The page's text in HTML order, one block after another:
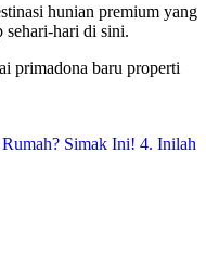
hunian premium yang
sehari-hari di sini.
primadona baru properti
Simak Ini! 4. Inilah